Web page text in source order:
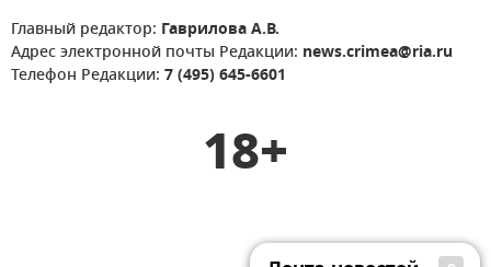
Главный редактор: Гаврилова А.В.
Адрес электронной почты Редакции: news.crimea@ria.ru
Телефон Редакции: 7 (495) 645-6601
18+